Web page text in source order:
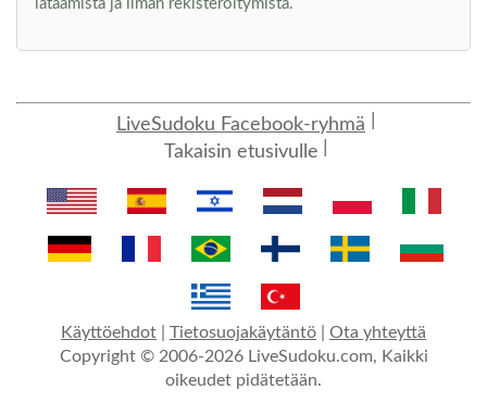
lataamista ja ilman rekisteröitymistä.
LiveSudoku Facebook-ryhmä
Takaisin etusivulle
Käyttöehdot Tietosuojakäytäntö
Ota yhteyttä
Copyright © 2006-2026 LiveSudoku.com, Kaikki
oikeudet pidätetään.